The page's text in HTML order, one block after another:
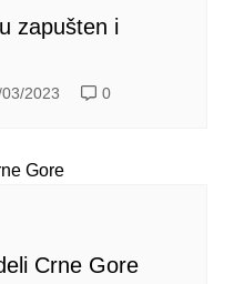
zapušten i
2023 0
Crne Gore